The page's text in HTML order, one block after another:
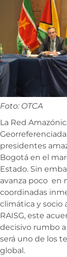
Foto: OTCA
La Red
presidentes
Bogotá en el
Estado. Sin
avanza poco en
coordinadas
climática y socio
RAISG, este
decisivo rumbo a
será uno de los
global.